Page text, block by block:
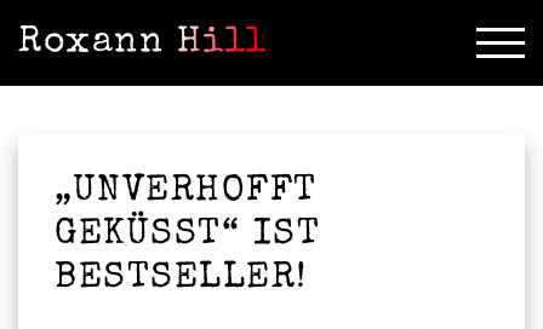
Roxann Hill
„UNVERHOFFT
GEKÜSST“ IST
BESTSELLER!